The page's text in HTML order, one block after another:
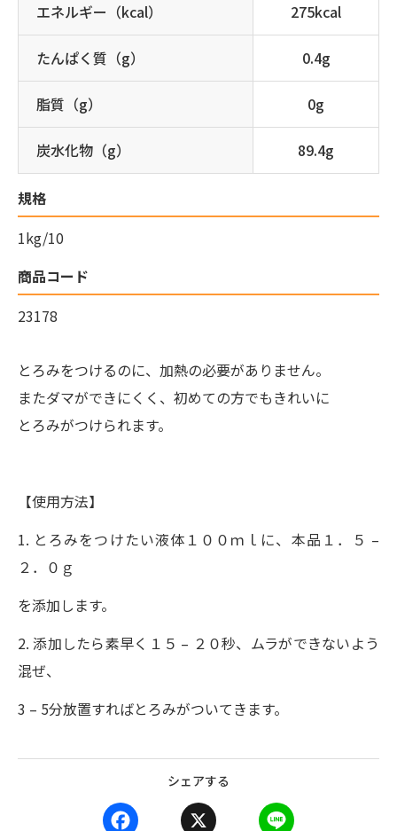
エネルギー（kcal） 275kcal
たんぱく質（g） 0.4g
脂質（g） 0g
炭水化物（g） 89.4g
規格
1kg/10
商品コード
23178
とろみをつけるのに、加熱の必要がありません。
またダマができにくく、初めての方でもきれいに
とろみがつけられます。
【使用方法】
1. とろみをつけたい液体１００ｍｌに、本品１．５ –
２．０ｇ
を添加します。
2. 添加したら素早く１５ – ２０秒、ムラができないよう
混ぜ、
3 – 5分放置すればとろみがついてきます。
シェアする